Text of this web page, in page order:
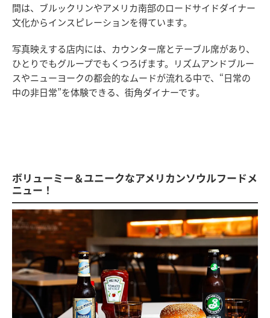
間は、ブルックリンやアメリカ南部のロードサイドダイナー
文化からインスピレーションを得ています。
写真映えする店内には、カウンター席とテーブル席があり、
ひとりでもグループでもくつろげます。リズムアンドブルー
スやニューヨークの都会的なムードが流れる中で、“日常の
中の非日常”を体験できる、街角ダイナーです。
ボリューミー＆ユニークなアメリカンソウルフードメ
ニュー！